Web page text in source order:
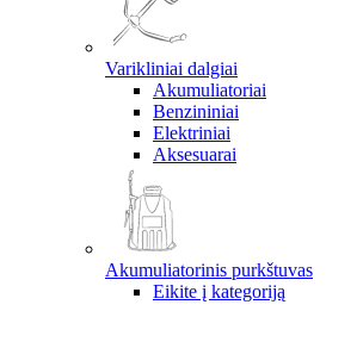
Varikliniai dalgiai
Akumuliatoriai
Benzininiai
Elektriniai
Aksesuarai
Akumuliatorinis purkštuvas
Eikite į kategoriją